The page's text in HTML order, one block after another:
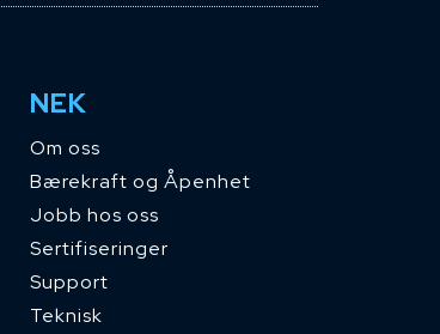
NEK
Om oss
Bærekraft og Åpenhet
Jobb hos oss
Sertifiseringer
Support
Teknisk